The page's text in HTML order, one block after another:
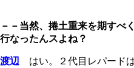
－－当然、捲土重来を期すべ
行なったんスよね？
渡辺 はい。２代目レパード